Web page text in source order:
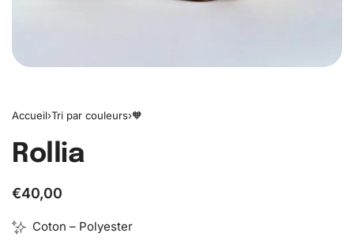
Accueil›Tri par couleurs›🧡
Rollia
€40,00
Coton – Polyester